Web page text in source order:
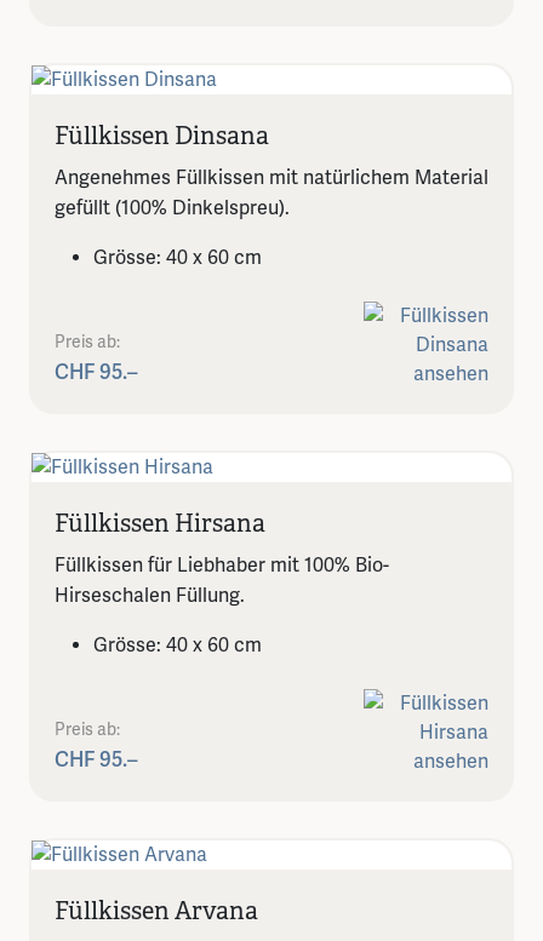
Füllkissen Dinsana
Angenehmes Füllkissen mit natürlichem Material
gefüllt (100% Dinkelspreu).
Grösse: 40 x 60 cm
Preis ab:
CHF 95.–
Füllkissen Hirsana
Füllkissen für Liebhaber mit 100% Bio-
Hirseschalen Füllung.
Grösse: 40 x 60 cm
Preis ab:
CHF 95.–
Füllkissen Arvana